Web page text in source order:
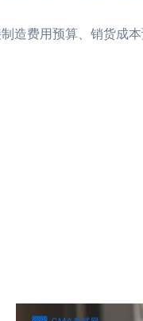
造费用预算、销货成